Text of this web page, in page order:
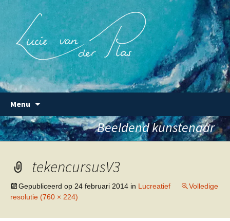
Lucie van der Plas
Beeldend kunstenaar
Menu
de
inhoud
Beeldend kunstenaar
tekencursusV3
Gepubliceerd op 24 februari 2014 in Lucreatief
Volledige
resolutie (760 × 224)